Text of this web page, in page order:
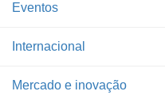
Eventos
Internacional
Mercado e inovação